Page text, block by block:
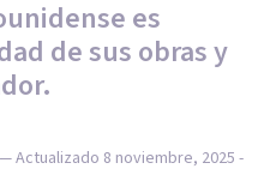
es
de sus obras y
— Actualizado 8 noviembre, 2025 -